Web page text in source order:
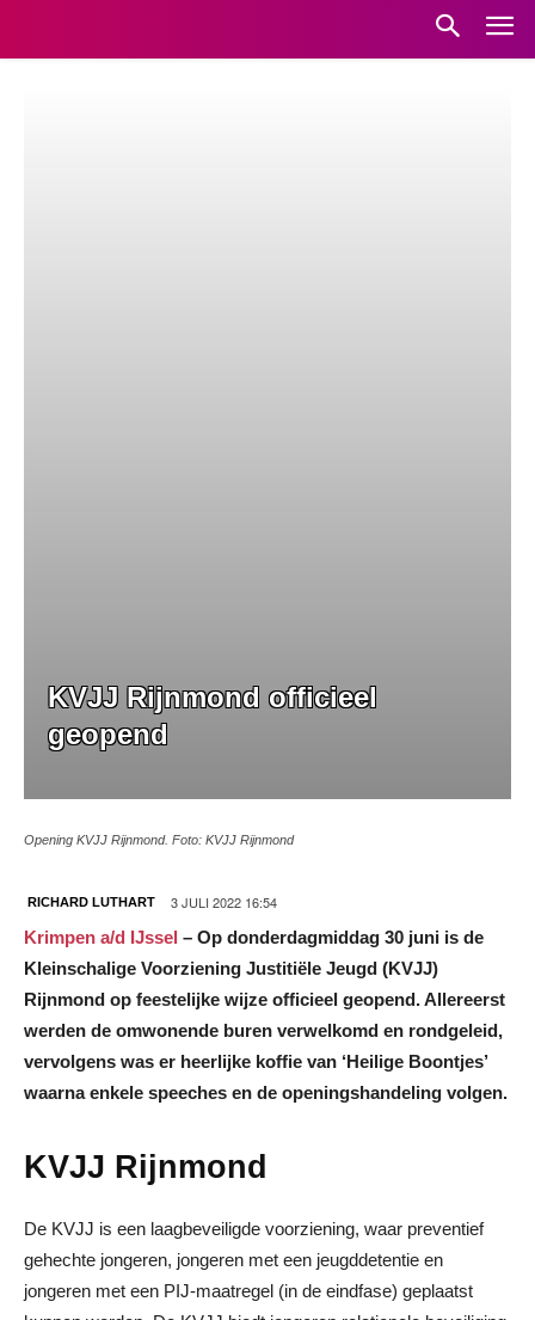
KVJJ Rijnmond officieel
geopend
Opening KVJJ Rijnmond. Foto: KVJJ Rijnmond
RICHARD LUTHART 3 JULI 2022 16:54
Krimpen a/d IJssel – Op donderdagmiddag 30 juni is de
Kleinschalige Voorziening Justitiële Jeugd (KVJJ)
Rijnmond op feestelijke wijze officieel geopend. Allereerst
werden de omwonende buren verwelkomd en rondgeleid,
vervolgens was er heerlijke koffie van ‘Heilige Boontjes’
waarna enkele speeches en de openingshandeling volgen.
KVJJ Rijnmond
De KVJJ is een laagbeveiligde voorziening, waar preventief
gehechte jongeren, jongeren met een jeugddetentie en
jongeren met een PIJ-maatregel (in de eindfase) geplaatst